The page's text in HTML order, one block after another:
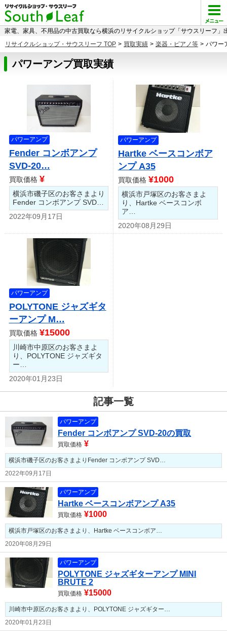
家電、家具、不用品の中古買取なら横浜のリサイクルショップ「サウスリーフ」
リサイクルショップ・サウスリーフ TOP > 買取実績 > 楽器・ピアノ等 > パワー
パワーアンプ買取実績
パワーアンプ
Fender コンボアンプ
SVD-20…
買取価格 ¥
横浜市磯子区のお客さまより
Fender コンボアンプ SVD…
2022年09月17日
パワーアンプ
Hartke ベースコンボア
ンプ A35
買取価格 ¥1000
横浜市戸塚区のお客さまよ
り、Hartke ベースコンボ
ア…
2020年08月29日
パワーアンプ
POLYTONE ジャズギタ
ーアンプ M…
買取価格 ¥15000
川崎市中原区のお客さまよ
り、POLYTONE ジャズギタ
ー…
2020年01月23日
記事一覧
パワーアンプ
Fender コンボアンプ SVD-20の買取
買取価格 ¥
横浜市磯子区のお客さまよりFender コンボアンプ SVD…
2022年09月17日
パワーアンプ
Hartke ベースコンボアンプ A35
買取価格 ¥1000
横浜市戸塚区のお客さまより、Hartke ベースコンボア…
2020年08月29日
パワーアンプ
POLYTONE ジャズギターアンプ MINI
BRUTE 2
買取価格 ¥15000
川崎市中原区のお客さまより、POLYTONE ジャズギター…
2020年01月23日